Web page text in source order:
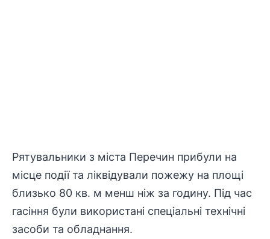
Рятувальники з міста Перечин прибули на
місце події та ліквідували пожежу на площі
близько 80 кв. м менш ніж за годину. Під час
гасіння були використані спеціальні технічні
засоби та обладнання.